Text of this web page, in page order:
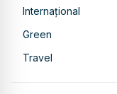
Internațional
Green
Travel